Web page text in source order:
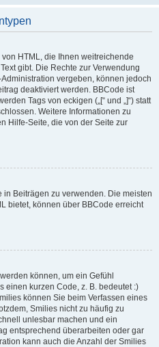
HTML, die Ihnen weitreichende
gibt. Die Rechte zur Verwendung
vergeben, können jedoch
deaktiviert werden. BBCode ist
Tags von eckigen („[“ und „]“) statt
Weitere Informationen zu
Hilfe-Seite, die von der Seite zur
in Beiträgen zu verwenden. Die meisten
bietet, können über BBCode erreicht
können, um ein Gefühl
einen kurzen Code, z. B. bedeutet :)
können Sie beim Verfassen eines
Smilies nicht zu häufig zu
unlesbar machen und ein
entsprechend überarbeiten oder gar
kann auch die Anzahl der Smilies